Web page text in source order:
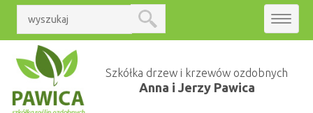
Szkółka drzew i krzewów ozdobnych
Anna i Jerzy Pawica
Toggle